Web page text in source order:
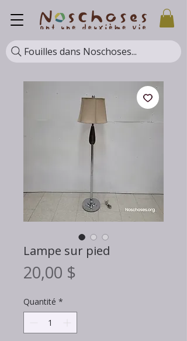
Fouilles dans Noschoses...
Lampe sur pied
20,00 $
Quantité *